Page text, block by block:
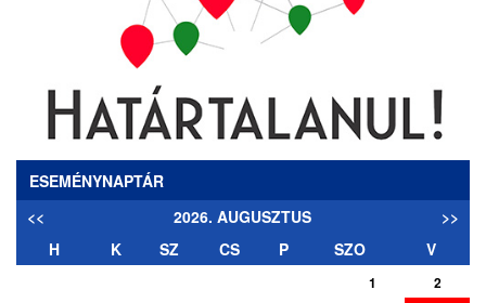
ESEMÉNYNAPTÁR
<<
2026. AUGUSZTUS
>>
H
K SZ CS P SZO V
1
2